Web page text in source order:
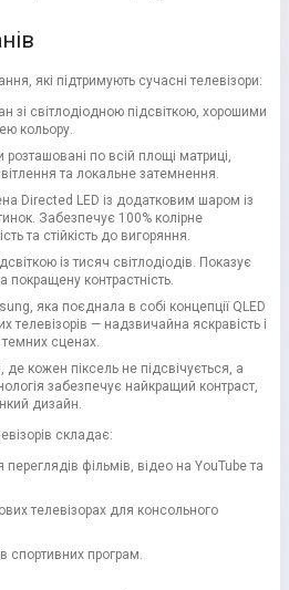
які підтримують сучасні телевізори:
зі світлодіодною підсвіткою, хорошими
кольору.
розташовані по всій площі матриці,
та локальне затемнення.
Directed LED із додатковим шаром із
Забезпечує 100% колірне
та стійкість до вигоряння.
із тисяч світлодіодів. Показує
покращену контрастність.
яка поєднала в собі концепції QLED
телевізорів — надзвичайна яскравість і
сценах.
кожен піксель не підсвічується, а
забезпечує найкращий контраст,
дизайн.
складає:
фільмів, відео на YouTube та
телевізорах для консольного
спортивних програм.